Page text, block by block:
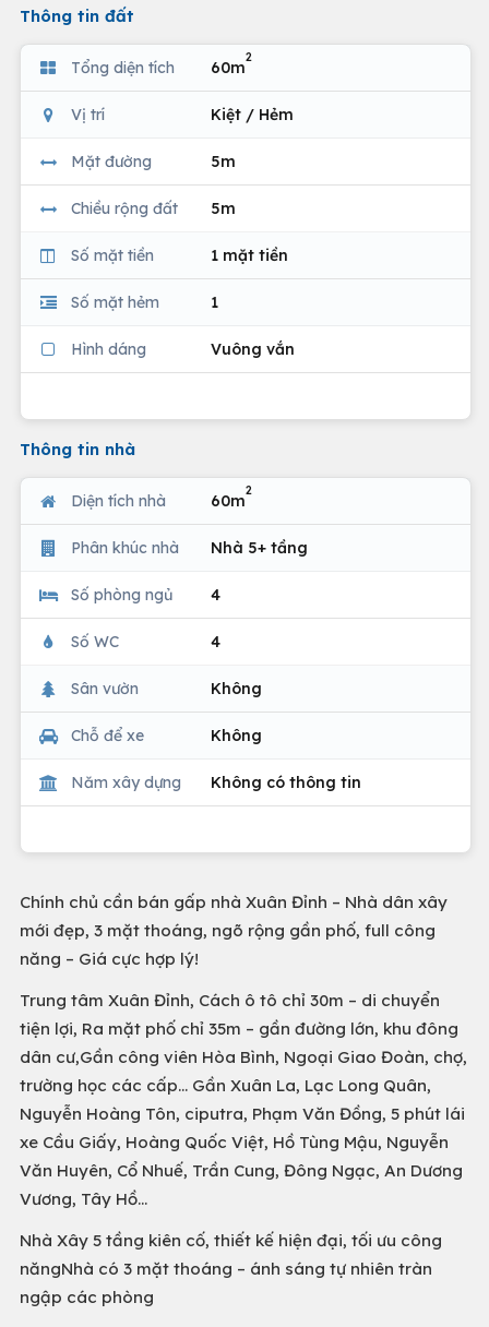
Thông tin đất
Tổng diện tích 60m
2
Vị trí Kiệt / Hẻm
Mặt đường 5m
Chiều rộng đất 5m
Số mặt tiền 1 mặt tiền
Số mặt hẻm 1
Hình dáng Vuông vắn
Thông tin nhà
Diện tích nhà 60m
2
Phân khúc nhà Nhà 5+ tầng
Số phòng ngủ 4
Số WC 4
Sân vườn Không
Chỗ để xe Không
Năm xây dựng Không có thông tin
Chính chủ cần bán gấp nhà Xuân Đỉnh – Nhà dân xây
mới đẹp, 3 mặt thoáng, ngõ rộng gần phố, full công
năng – Giá cực hợp lý!
Trung tâm Xuân Đỉnh, Cách ô tô chỉ 30m – di chuyển
tiện lợi, Ra mặt phố chỉ 35m – gần đường lớn, khu đông
dân cư,Gần công viên Hòa Bình, Ngoại Giao Đoàn, chợ,
trường học các cấp... Gần Xuân La, Lạc Long Quân,
Nguyễn Hoàng Tôn, ciputra, Phạm Văn Đồng, 5 phút lái
xe Cầu Giấy, Hoàng Quốc Việt, Hồ Tùng Mậu, Nguyễn
Văn Huyên, Cổ Nhuế, Trần Cung, Đông Ngạc, An Dương
Vương, Tây Hồ...
Nhà Xây 5 tầng kiên cố, thiết kế hiện đại, tối ưu công
năngNhà có 3 mặt thoáng – ánh sáng tự nhiên tràn
ngập các phòng